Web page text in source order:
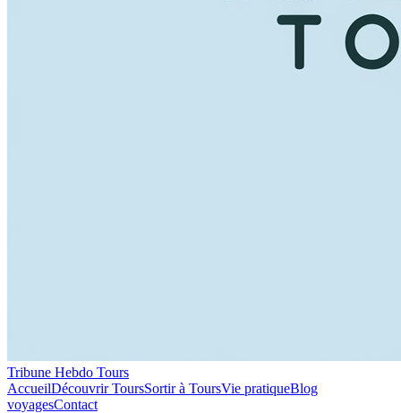
Tribune Hebdo Tours
AccueilDécouvrir ToursSortir à ToursVie pratiqueBlog
voyagesContact